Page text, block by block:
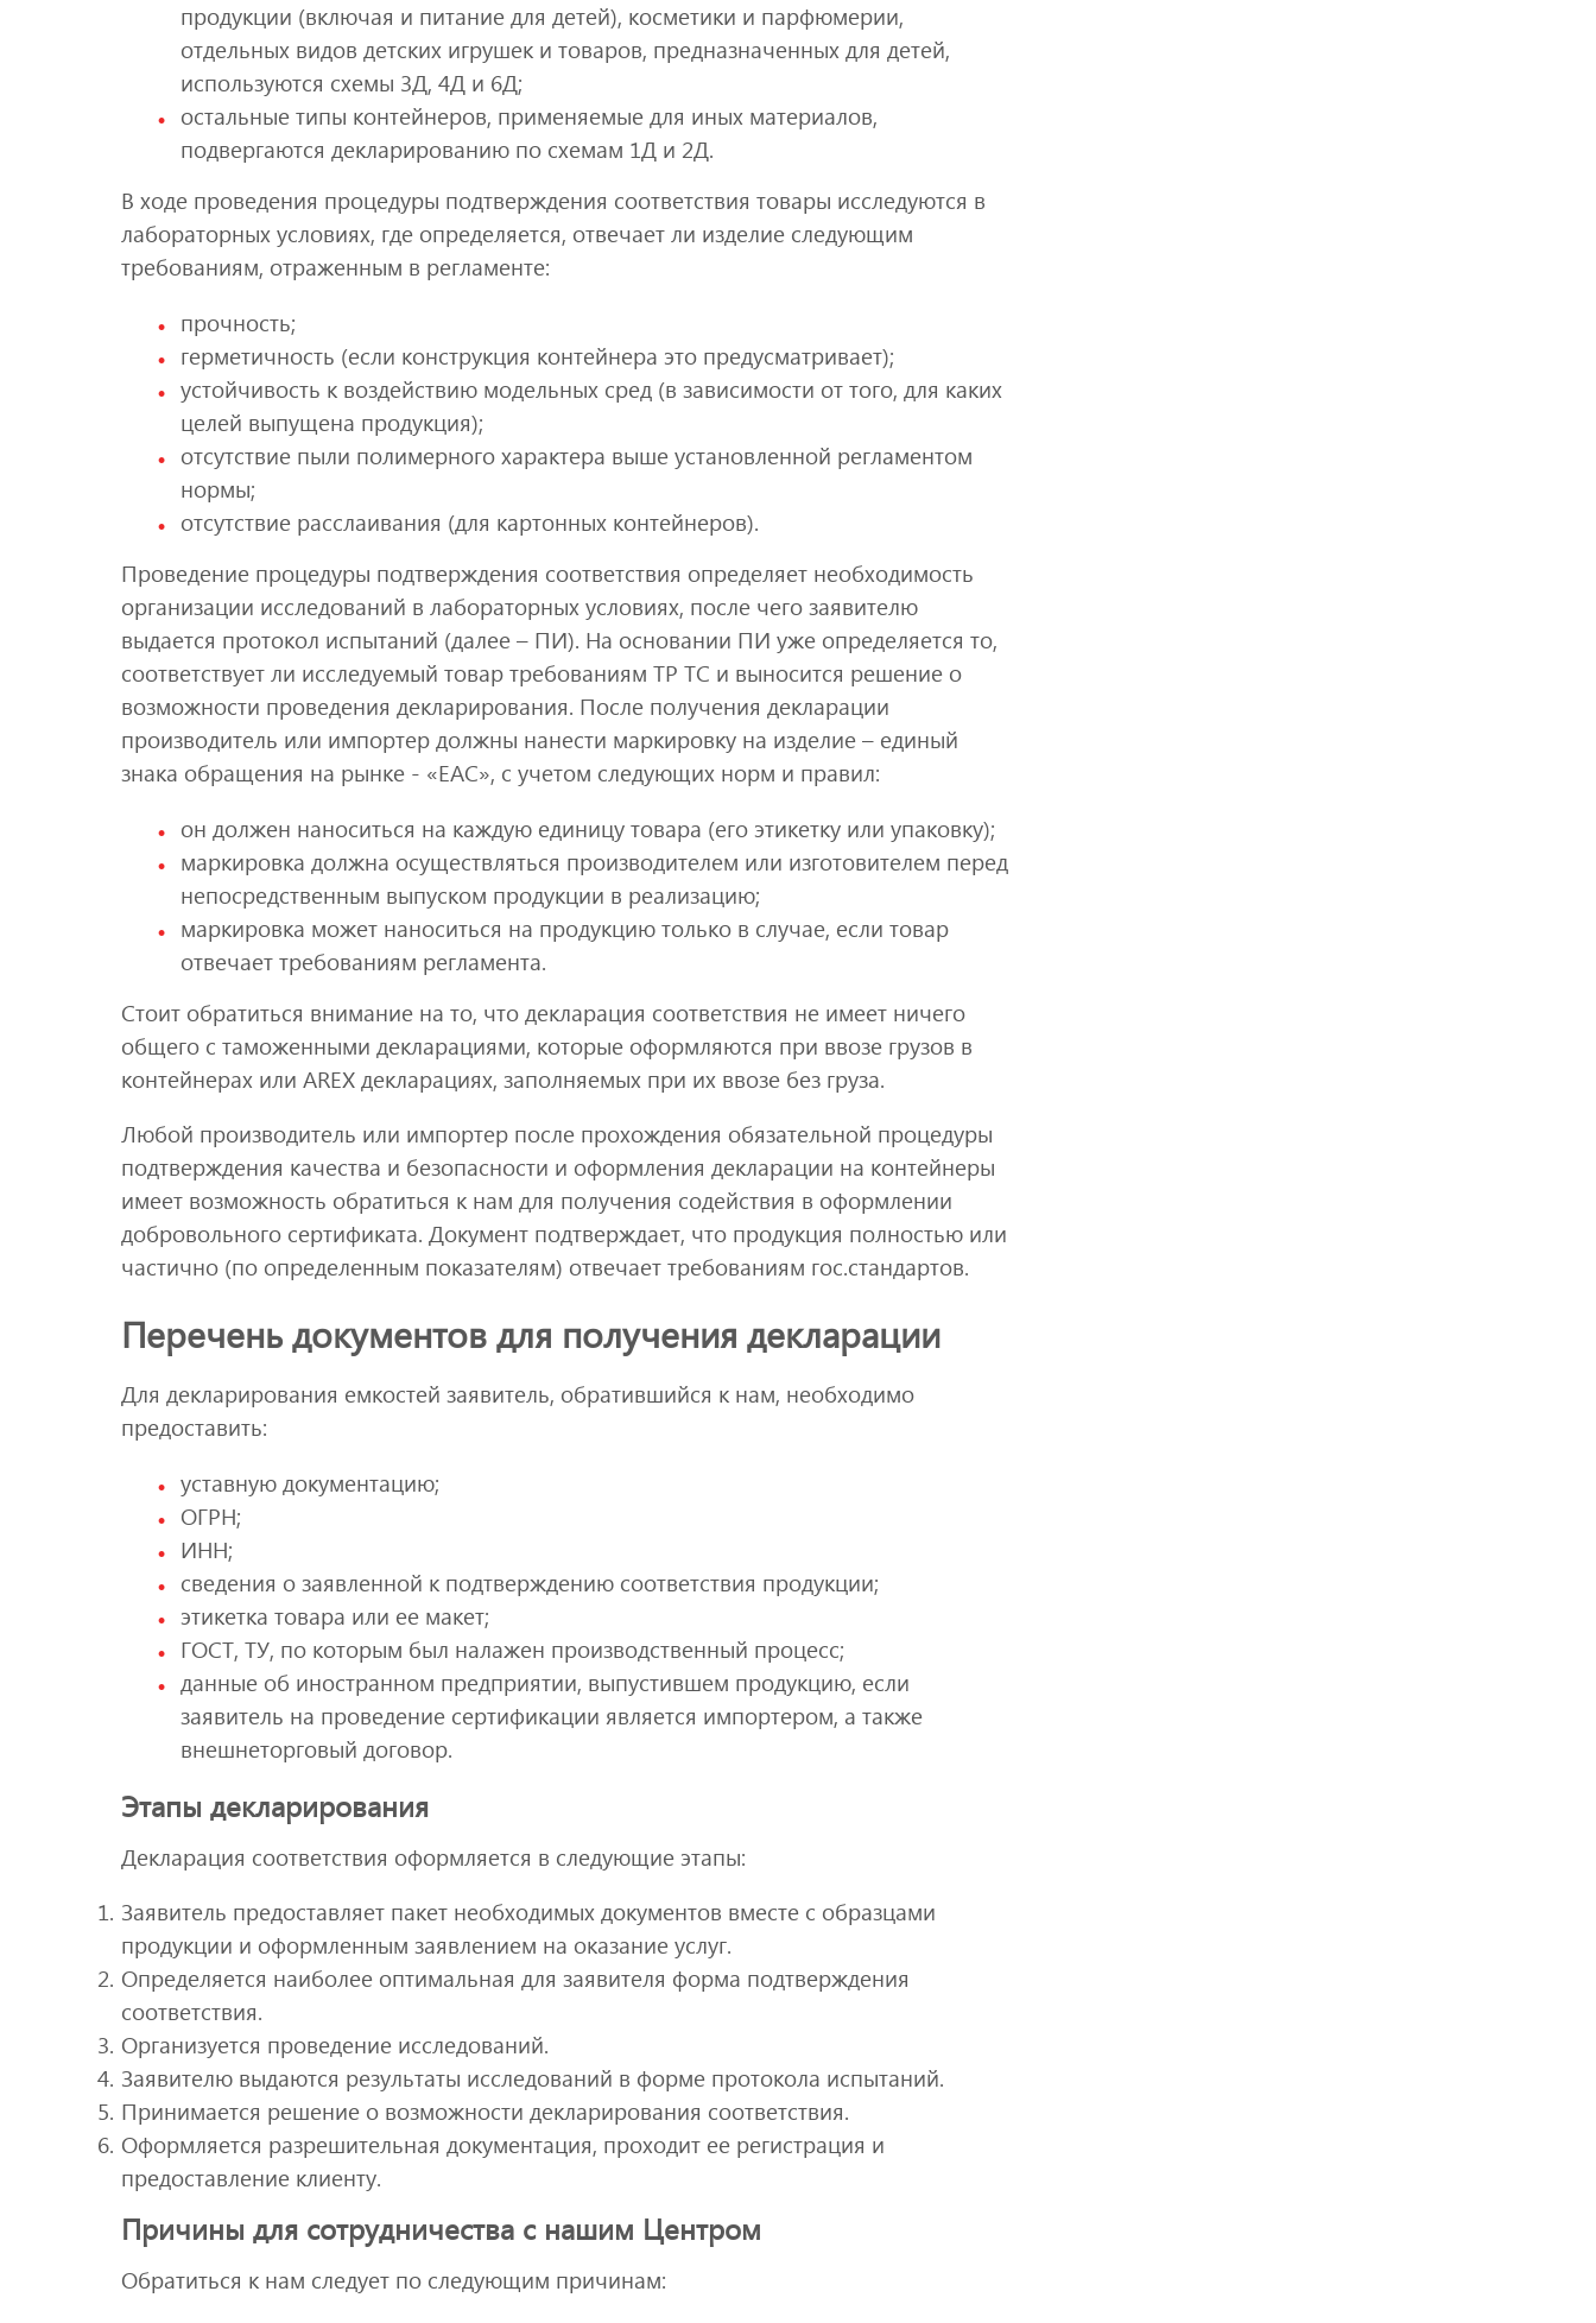
продукции (включая и питание для детей), косметики и парфюмерии,
отдельных видов детских игрушек и товаров, предназначенных для детей,
используются схемы 3Д, 4Д и 6Д;
остальные типы контейнеров, применяемые для иных материалов,
подвергаются декларированию по схемам 1Д и 2Д.
В ходе проведения процедуры подтверждения соответствия товары исследуются в
лабораторных условиях, где определяется, отвечает ли изделие следующим
требованиям, отраженным в регламенте:
прочность;
герметичность (если конструкция контейнера это предусматривает);
устойчивость к воздействию модельных сред (в зависимости от того, для каких
целей выпущена продукция);
отсутствие пыли полимерного характера выше установленной регламентом
нормы;
отсутствие расслаивания (для картонных контейнеров).
Проведение процедуры подтверждения соответствия определяет необходимость
организации исследований в лабораторных условиях, после чего заявителю
выдается протокол испытаний (далее – ПИ). На основании ПИ уже определяется то,
соответствует ли исследуемый товар требованиям ТР ТС и выносится решение о
возможности проведения декларирования. После получения декларации
производитель или импортер должны нанести маркировку на изделие – единый
знака обращения на рынке - «ЕАС», с учетом следующих норм и правил:
он должен наноситься на каждую единицу товара (его этикетку или упаковку);
маркировка должна осуществляться производителем или изготовителем перед
непосредственным выпуском продукции в реализацию;
маркировка может наноситься на продукцию только в случае, если товар
отвечает требованиям регламента.
Стоит обратиться внимание на то, что декларация соответствия не имеет ничего
общего с таможенными декларациями, которые оформляются при ввозе грузов в
контейнерах или AREX декларациях, заполняемых при их ввозе без груза.
Любой производитель или импортер после прохождения обязательной процедуры
подтверждения качества и безопасности и оформления декларации на контейнеры
имеет возможность обратиться к нам для получения содействия в оформлении
добровольного сертификата. Документ подтверждает, что продукция полностью или
частично (по определенным показателям) отвечает требованиям гос.стандартов.
Перечень документов для получения декларации
Для декларирования емкостей заявитель, обратившийся к нам, необходимо
предоставить:
уставную документацию;
ОГРН;
ИНН;
сведения о заявленной к подтверждению соответствия продукции;
этикетка товара или ее макет;
ГОСТ, ТУ, по которым был налажен производственный процесс;
данные об иностранном предприятии, выпустившем продукцию, если
заявитель на проведение сертификации является импортером, а также
внешнеторговый договор.
Этапы декларирования
Декларация соответствия оформляется в следующие этапы:
Заявитель предоставляет пакет необходимых документов вместе с образцами
продукции и оформленным заявлением на оказание услуг.
Определяется наиболее оптимальная для заявителя форма подтверждения
соответствия.
Организуется проведение исследований.
Заявителю выдаются результаты исследований в форме протокола испытаний.
Принимается решение о возможности декларирования соответствия.
Оформляется разрешительная документация, проходит ее регистрация и
предоставление клиенту.
Причины для сотрудничества с нашим Центром
Обратиться к нам следует по следующим причинам: